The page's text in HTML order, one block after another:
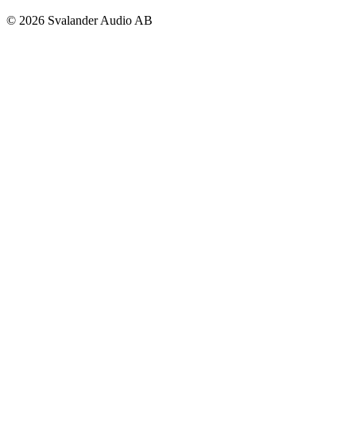
© 2026 Svalander Audio AB